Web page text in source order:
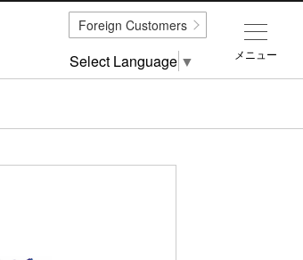
メニュー
Foreign Customers
Select Language ▼